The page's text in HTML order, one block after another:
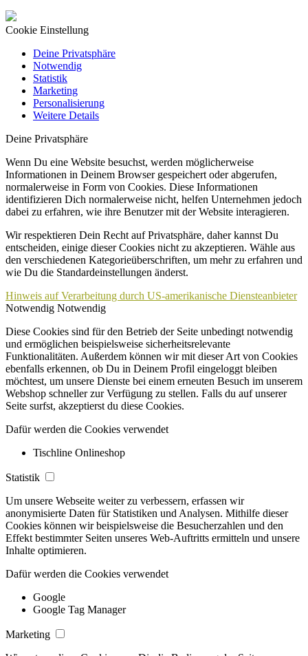
Cookie Einstellung
Deine Privatsphäre
Notwendig
Statistik
Marketing
Personalisierung
Weitere Details
Deine Privatsphäre
Wenn Du eine Website besuchst, werden möglicherweise
Informationen in Deinem Browser gespeichert oder abgerufen,
normalerweise in Form von Cookies. Diese Informationen
identifizieren Dich normalerweise nicht, helfen Unternehmen jedoch
dabei zu erfahren, wie ihre Benutzer mit der Website interagieren.
Wir respektieren Dein Recht auf Privatsphäre, daher kannst Du
entscheiden, einige dieser Cookies nicht zu akzeptieren. Wähle aus
den verschiedenen Kategorieüberschriften, um mehr zu erfahren und
wie Du die Standardeinstellungen änderst.
Hinweis auf Verarbeitung durch US-amerikanische Diensteanbieter
Notwendig Notwendig
Diese Cookies sind für den Betrieb der Seite unbedingt notwendig
und ermöglichen beispielsweise sicherheitsrelevante
Funktionalitäten. Außerdem können wir mit dieser Art von Cookies
ebenfalls erkennen, ob Du in Deinem Profil eingeloggt bleiben
möchtest, um unsere Dienste bei einem erneuten Besuch im unserem
Webshop schneller zur Verfügung zu stellen. Falls du auf unserer
Seite surfst, akzeptierst du diese Cookies.
Dafür werden die Cookies verwendet
Tischline Onlineshop
Statistik
Um unsere Webseite weiter zu verbessern, erfassen wir
anonymisierte Daten für Statistiken und Analysen. Mithilfe dieser
Cookies können wir beispielsweise die Besucherzahlen und den
Effekt bestimmter Seiten unseres Web-Auftritts ermitteln und unsere
Inhalte optimieren.
Dafür werden die Cookies verwendet
Google
Google Tag Manager
Marketing